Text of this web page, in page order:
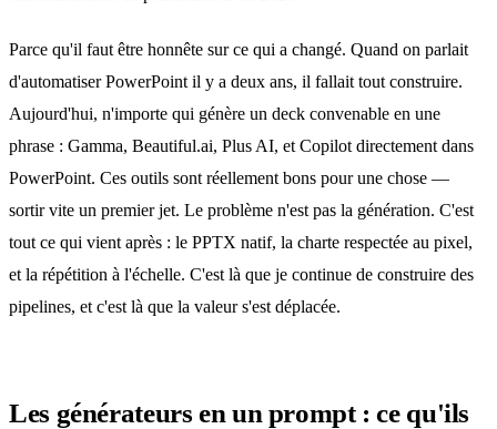
Parce qu'il faut être honnête sur ce qui a changé. Quand on parlait
d'automatiser PowerPoint il y a deux ans, il fallait tout construire.
Aujourd'hui, n'importe qui génère un deck convenable en une
phrase : Gamma, Beautiful.ai, Plus AI, et Copilot directement dans
PowerPoint. Ces outils sont réellement bons pour une chose —
sortir vite un premier jet. Le problème n'est pas la génération. C'est
tout ce qui vient après : le PPTX natif, la charte respectée au pixel,
et la répétition à l'échelle. C'est là que je continue de construire des
pipelines, et c'est là que la valeur s'est déplacée.
Les générateurs en un prompt : ce qu'ils